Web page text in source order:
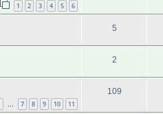
1 2 3 4 5 6
5
2
… 7 8 9 10 11
109